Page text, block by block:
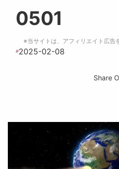
0501
※当サイトは、アフィリエイト広告
#2025-02-08
Share